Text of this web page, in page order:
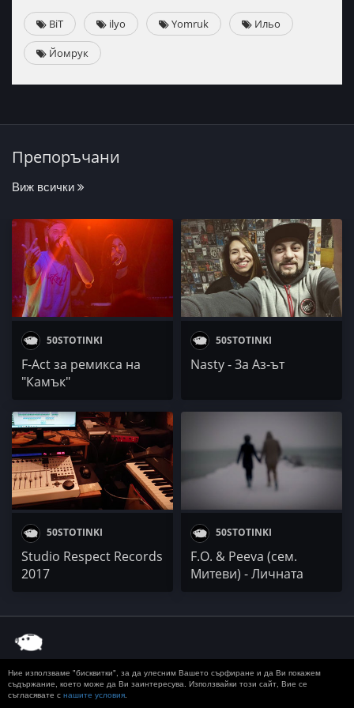
BiT ilyo Yomruk Ильо
Йомрук
Препоръчани
Виж всички
50STOTINKI
F-Act за ремикса на
"Камък"
50STOTINKI
Nasty - За Аз-ът
50STOTINKI
Studio Respect Records
2017
50STOTINKI
F.O. & Peeva (сем.
Митеви) - Личната
© 2020 50 STOTINKI КОНТАКТ
ЗА РЕКЛАМА
ДОСТАВКА, ЗАПЛАЩАНЕ И ВРЪЩАНЕ
Ние използваме "бисквитки", за да улесним Вашето сърфиране и да Ви покажем
съдържание, което може да Ви заинтересува. Използвайки този сайт, Вие се
съгласявате с нашите условия.